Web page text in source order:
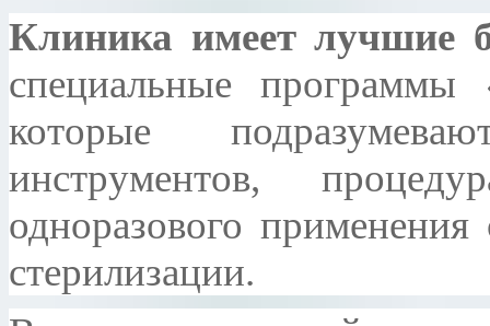
Клиника имеет лучшие
специальные
которые
инструментов,
одноразового
стерилизации.